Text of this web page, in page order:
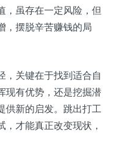
虽存在一定风险，但
，摆脱辛苦赚钱的局
关键在于找到适合自
现有优势，还是挖掘潜
供新的启发。跳出打工
才能真正改变现状，